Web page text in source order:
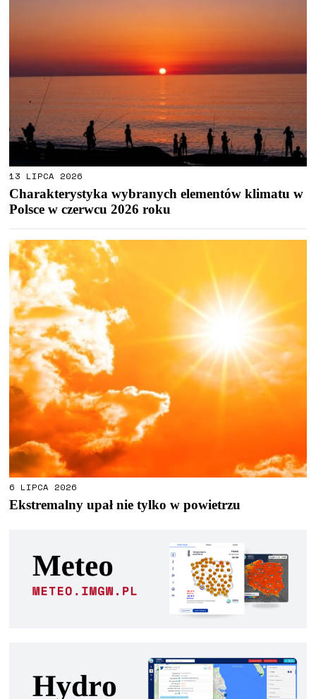
13 LIPCA 2026
Charakterystyka wybranych elementów klimatu w
Polsce w czerwcu 2026 roku
6 LIPCA 2026
Ekstremalny upał nie tylko w powietrzu